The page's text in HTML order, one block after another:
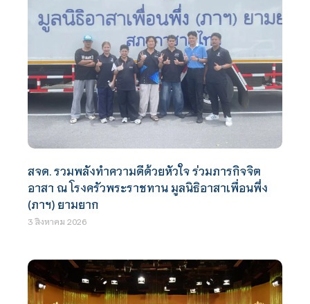
สจด. รวมพลังทำความดีด้วยหัวใจ ร่วมภารกิจจิต
อาสา ณ โรงครัวพระราชทาน มูลนิธิอาสาเพื่อนพึ่ง
(ภาฯ) ยามยาก
3 สิงหาคม 2026